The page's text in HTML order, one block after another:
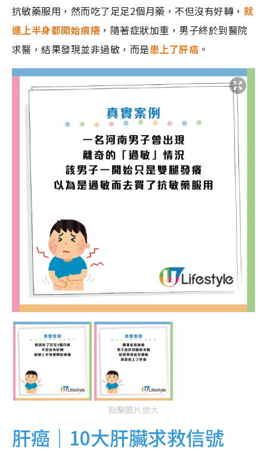
抗敏藥服用，然而吃了足足2個月藥，不但沒有好轉， 就
連上半身都開始痕癢 ，隨著症狀加重，男子終於到醫院
求醫，結果發現並非過敏，而是患上了肝癌 。
點擊圖片放大
肝癌｜10大肝臟求救信號